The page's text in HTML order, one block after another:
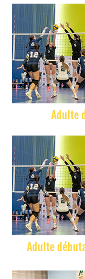
Adulte
Adulte